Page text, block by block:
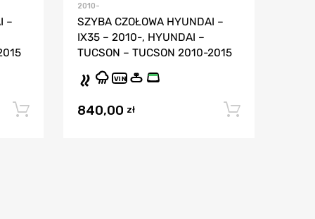
–
Dodaj do koszyka
2010-
SZYBA CZOŁOWA HYUNDAI –
IX35 – 2010-, HYUNDAI –
TUCSON – TUCSON 2010-2015
VIN
840,00 zł